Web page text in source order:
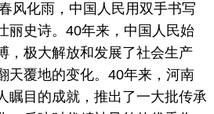
风化雨，中国人民用双手书写
丽史诗。40年来，中国人民始
，极大解放和发展了社会生产
天覆地的变化。40年来，河南
瞩目的成就，推出了一大批传承